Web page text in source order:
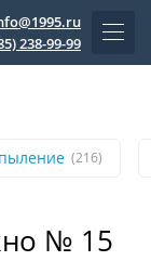
238-99-99
(216)
№ 15